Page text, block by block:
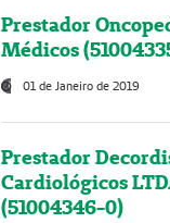
Prestador
Médicos
01 de Janeiro de 2019
Prestador
Cardiológicos
(51004346-0)